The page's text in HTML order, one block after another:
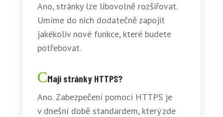
Ano, stránky lze libovolně rozšiřovat.
Umíme do nich dodatečně zapojit
jakékoliv nové funkce, které budete
potřebovat.
Mají stránky HTTPS?
Ano. Zabezpečení pomocí HTTPS je
v dnešní době standardem, který zde